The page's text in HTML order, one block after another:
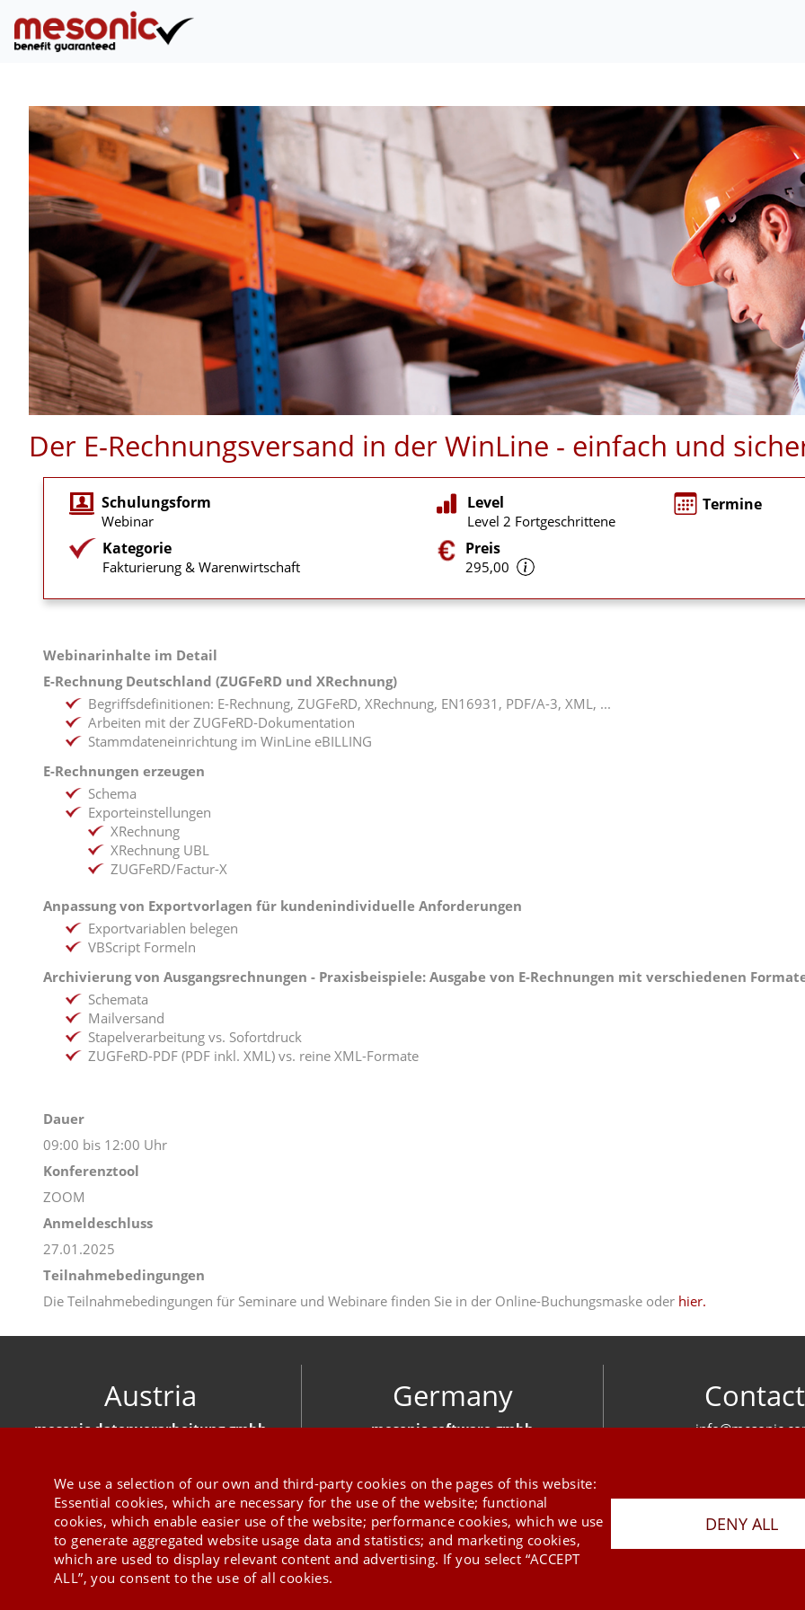
Der E-Rechnungsversand in der WinLine - einfach und
Schulungsform
Webinar
Kategorie
Fakturierung & Warenwirtschaft
Level
Level 2 Fortgeschrittene
Preis
295,00
Termine
Webinarinhalte im Detail
E-Rechnung Deutschland (ZUGFeRD und XRechnung)
Begriffsdefinitionen: E-Rechnung, ZUGFeRD, XRechnung, EN16931, PDF/A-3, XML, ...
Arbeiten mit der ZUGFeRD-Dokumentation
Stammdateneinrichtung im WinLine eBILLING
E-Rechnungen erzeugen
Schema
Exporteinstellungen
XRechnung
XRechnung UBL
ZUGFeRD/Factur-X
Anpassung von Exportvorlagen für kundenindividuelle Anforderungen
Exportvariablen belegen
VBScript Formeln
Archivierung von Ausgangsrechnungen - Praxisbeispiele: Ausgabe von E-Rechnungen mit verschiedenen
Schemata
Mailversand
Stapelverarbeitung vs. Sofortdruck
ZUGFeRD-PDF (PDF inkl. XML) vs. reine XML-Formate
Dauer
09:00 bis 12:00 Uhr
Konferenztool
ZOOM
Anmeldeschluss
27.01.2025
Teilnahmebedingungen
Die Teilnahmebedingungen für Seminare und Webinare finden Sie in der Online-Buchungsmaske oder hier.
Austria
mesonic datenverarbeitung gmbh
Germany
mesonic software gmbh
Contact
We use a selection of our own and third-party cookies on the pages of this website:
Essential cookies, which are necessary for the use of the website; functional
cookies, which enable easier use of the website; performance cookies, which we use
to generate aggregated website usage data and statistics; and marketing cookies,
which are used to display relevant content and advertising. If you select “ACCEPT
ALL”, you consent to the use of all cookies.
DENY ALL